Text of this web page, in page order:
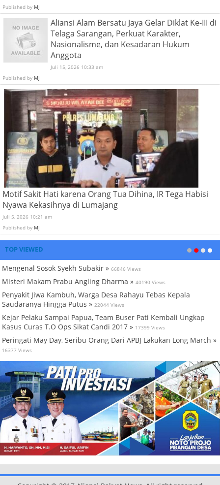
Published by MJ
Aliansi Alam Bersatu Jaya Gelar Diklat Ke-III di
Telaga Sarangan, Perkuat Karakter,
Nasionalisme, dan Kesadaran Hukum
Anggota
Juli 15, 2026 10:33 am
Published by MJ
Motif Sakit Hati karena Orang Tua Dihina, IR Tega Habisi
Nyawa Kekasihnya di Lumajang
Juli 5, 2026 10:21 am
Published by MJ
TOP VIEWED
Mengenal Sosok Syekh Subakir » 66846 Views
Misteri Makam Prabu Angling Dharma » 40190 Views
Penyakit Jiwa Kambuh, Warga Desa Rahayu Tebas Kepala
Saudaranya Hingga Putus » 22044 Views
Kejar Pelaku Sampai Papua, Team Buser Pati Kembali Ungkap
Kasus Curas T.O Ops Sikat Candi 2017 » 17399 Views
Peringati May Day, Seribu Orang Dari APBJ Lakukan Long March »
16377 Views